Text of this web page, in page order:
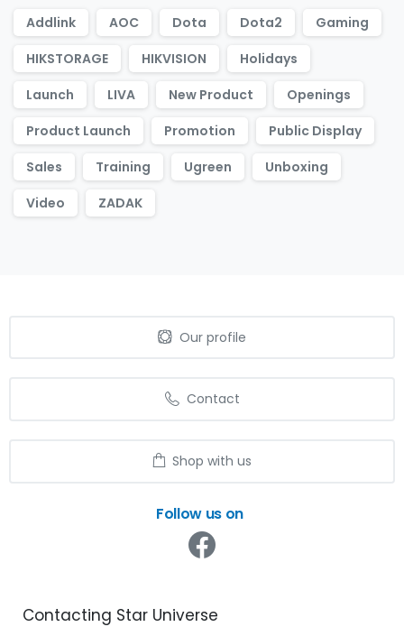
Addlink AOC Dota Dota2
Gaming
HIKSTORAGE
HIKVISION
Holidays
Launch
LIVA New Product
Openings
Product Launch
Promotion
Public Display
Sales
Training Ugreen
Unboxing
Video
ZADAK
Our profile
Contact
Shop with us
Follow us on
Contacting Star Universe